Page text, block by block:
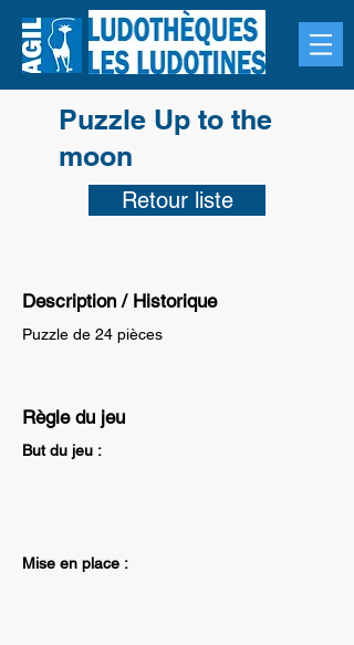
Puzzle Up to the
moon
Retour liste
Description / Historique
Puzzle de 24 pièces
Règle du jeu
But du jeu :
Mise en place :